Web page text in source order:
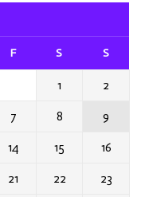
F S S
1 2
7 8 9
14 15 16
21 22 23